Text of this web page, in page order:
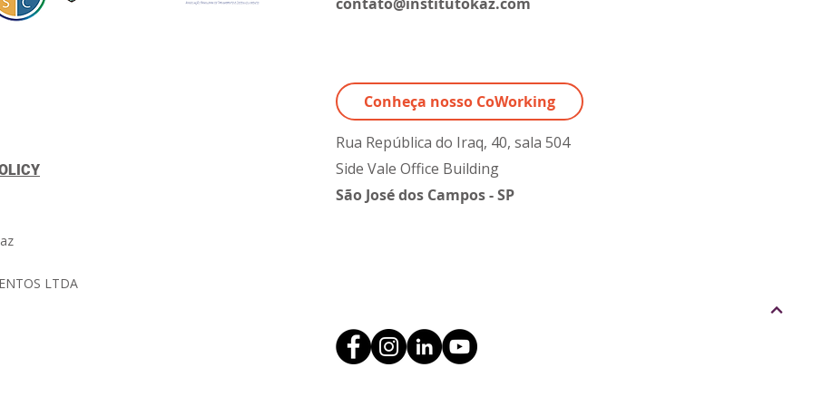
Conheça nosso CoWorking
Rua República do Iraq, 40, sala 504
Side Vale Office Building
São José dos Campos - SP
LTDA